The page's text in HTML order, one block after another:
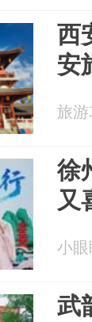
西
安
旅
徐
又
小
武